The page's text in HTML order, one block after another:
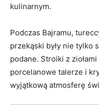
⁤kulinarnym.
Podczas Bajramu,
‌przekąski były nie⁤ tylko
podane. Stroiki z
porcelanowe talerze i
⁢wyjątkową atmosferę